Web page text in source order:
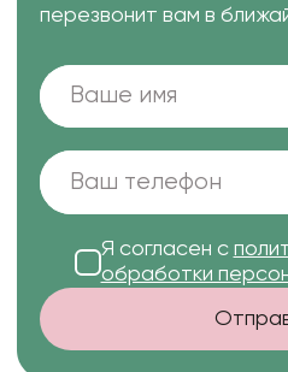
перезвонит вам в
Я согласен с
обработки